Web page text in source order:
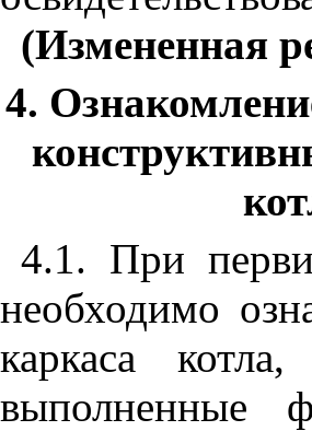
(Измененная
4.
4.1. При
необходимо
каркаса
выполненные